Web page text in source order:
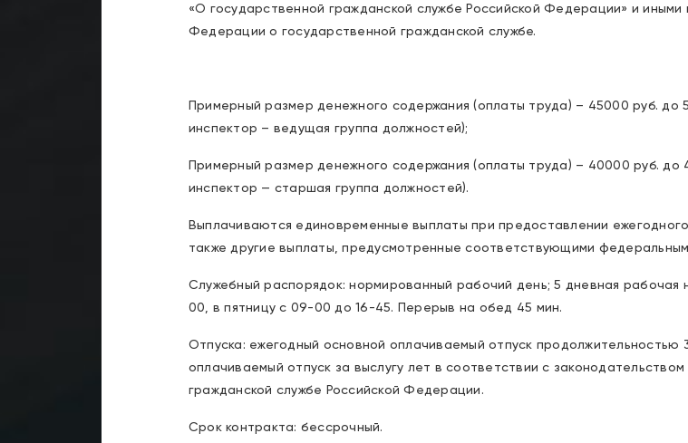
«О государственной гражданской службе Российской Федерации» и
Федерации о государственной гражданской службе.
Примерный размер денежного содержания (оплаты труда) – 45000 руб. до
инспектор – ведущая группа должностей);
Примерный размер денежного содержания (оплаты труда) – 40000 руб. до
инспектор — старшая группа должностей).
Выплачиваются единовременные выплаты при предоставлении
также другие выплаты, предусмотренные соответствующими
Служебный распорядок: нормированный рабочий день; 5 дневная рабочая
00, в пятницу с 09-00 до 16-45. Перерыв на обед 45 мин.
Отпуска: ежегодный основной оплачиваемый отпуск продолжительностью
оплачиваемый отпуск за выслугу лет в соответствии с
гражданской службе Российской Федерации.
Срок контракта: бессрочный.